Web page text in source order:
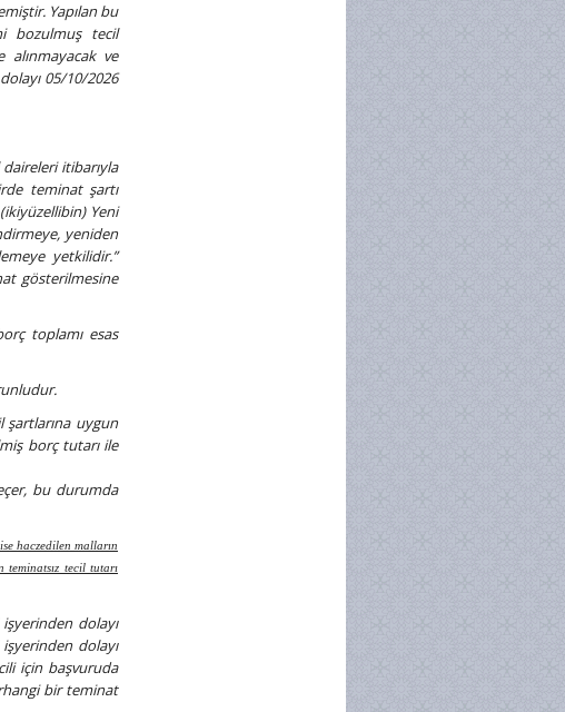
Yapılan bu
bozulmuş tecil
alınmayacak ve
05/10/2026
itibarıyla
teminat şartı
Yeni
yeniden
yetkilidir.”
gösterilmesine
toplamı esas
şartlarına uygun
borç tutarı ile
bu durumda
haczedilen malların
tecil tutarı
dolayı
dolayı
için başvuruda
bir teminat